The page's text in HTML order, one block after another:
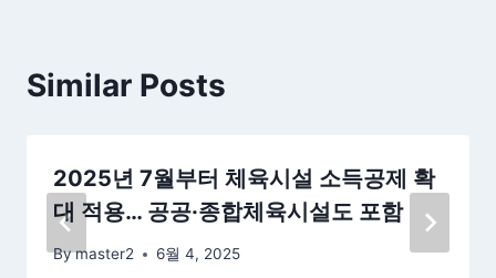
Similar Posts
2025년 7월부터 체육시설 소득공제 확
대 적용… 공공·종합체육시설도 포함
Bymaster2 6월 4, 2025